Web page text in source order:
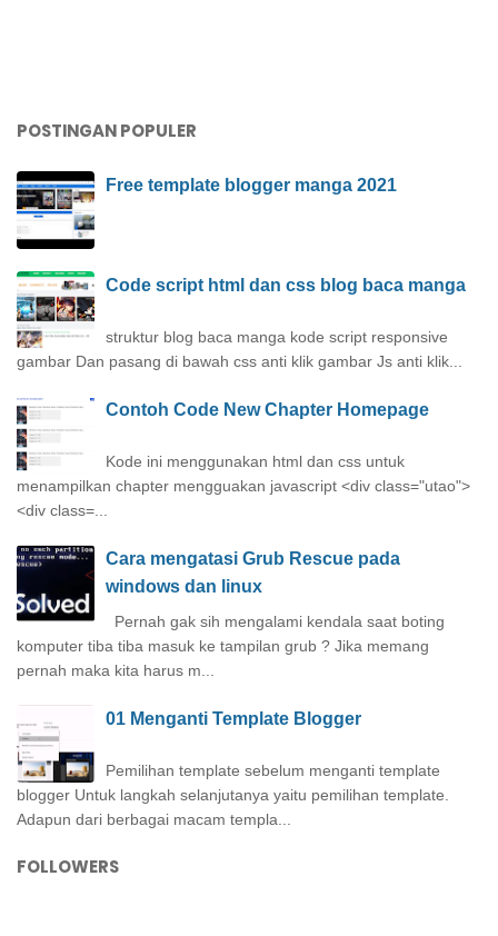
POSTINGAN POPULER
Free template blogger manga 2021
Code script html dan css blog baca manga
struktur blog baca manga kode script responsive
gambar Dan pasang di bawah css anti klik gambar Js anti klik...
Contoh Code New Chapter Homepage
Kode ini menggunakan html dan css untuk
menampilkan chapter mengguakan javascript <div class="utao">
<div class=...
Cara mengatasi Grub Rescue pada
windows dan linux
Pernah gak sih mengalami kendala saat boting
komputer tiba tiba masuk ke tampilan grub ? Jika memang
pernah maka kita harus m...
01 Menganti Template Blogger
Pemilihan template sebelum menganti template
blogger Untuk langkah selanjutanya yaitu pemilihan template.
Adapun dari berbagai macam templa...
FOLLOWERS